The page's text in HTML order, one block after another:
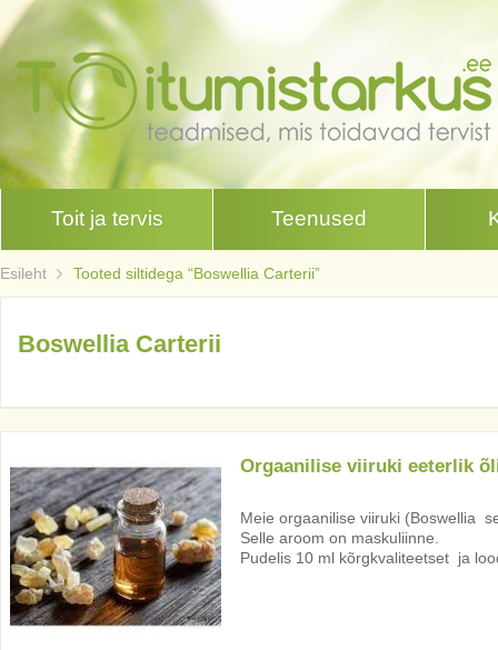
Toit ja tervis Teenused
Esileht Tooted siltidega “Boswellia Carterii”
Boswellia Carterii
Orgaanilise viiruki eeterlik
Meie orgaanilise viiruki (Boswellia
Selle aroom on maskuliinne.
Pudelis 10 ml kõrgkvaliteetset ja